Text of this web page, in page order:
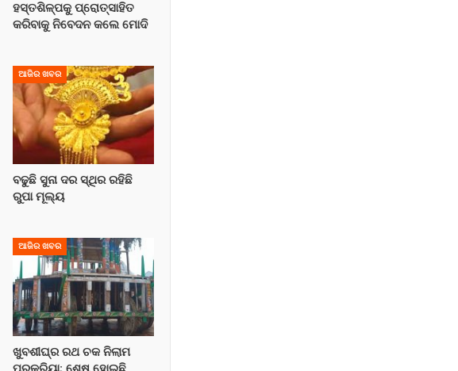
ହସ୍ତଶିଳ୍ପକୁ ପ୍ରୋତ୍ସାହିତ
କରିବାକୁ ନିବେଦନ କଲେ ମୋଦି
ଆଜିର ଖବର
ବଢୁଛି ସୁନା ଦର ସ୍ଥିର ରହିଛି
ରୁପା ମୂଲ୍ୟ
ଆଜିର ଖବର
ଖୁବଶୀଘ୍ର ରଥ ଚକ ନିଲାମ